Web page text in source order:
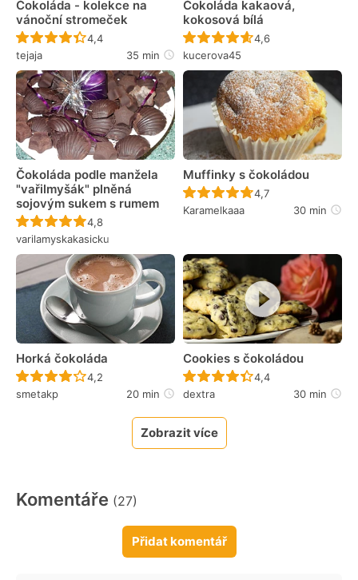
Čokoláda - kolekce na
vánoční stromeček
Recept ještě nebyl hodnocen
4,4
tejaja
35 min
Čokoláda kakaová,
kokosová bílá
Recept ještě nebyl
4,6
kucerova45
Čokoláda podle manžela
"vařilmyšák" plněná
sojovým sukem s rumem
Recept ještě nebyl hodnocen
4,8
varilamyskakasicku
Muffinky s čokoládou
Recept ještě nebyl
4,7
Karamelkaaa
30 min
Horká čokoláda
Recept ještě nebyl hodnocen
4,2
smetakp
20 min
Cookies s čokoládou
Recept ještě nebyl
4,4
dextra
30 min
Zobrazit více
Komentáře (27)
Přidat komentář